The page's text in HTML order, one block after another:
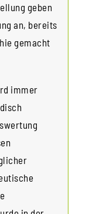
geben
an, bereits
gemacht
immer